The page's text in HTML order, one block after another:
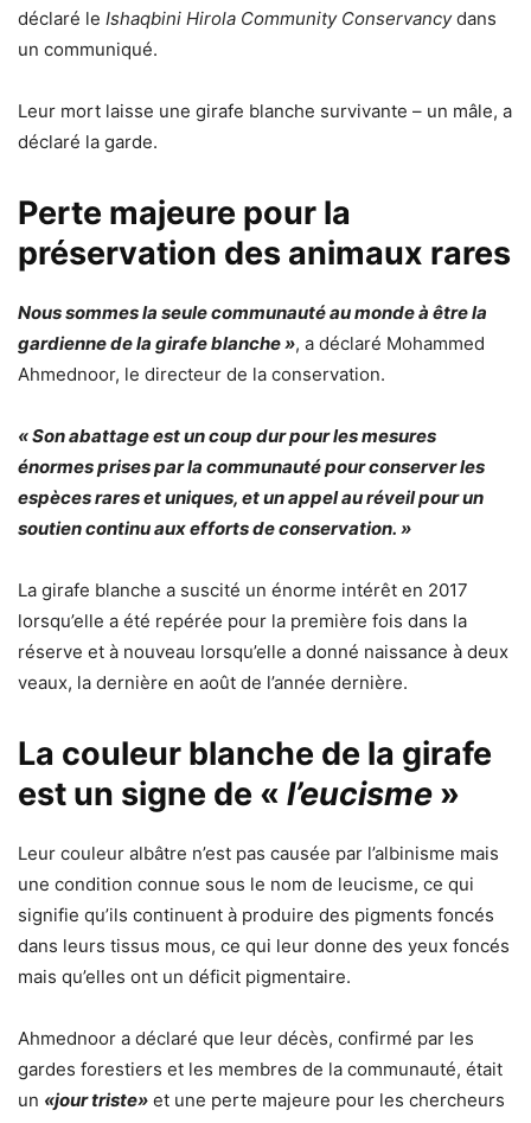
déclaré le Ishaqbini Hirola Community Conservancydans
un communiqué.
Leur mort laisse une girafe blanche survivante – un mâle, a
déclaré la garde.
Perte majeure pour la
préservation des animaux rares
Nous sommes la seule communauté au monde à être la
gardienne de la girafe blanche », a déclaré Mohammed
Ahmednoor, le directeur de la conservation.
« Son abattage est un coup dur pour les mesures
énormes prises par la communauté pour conserver les
espèces rares et uniques, et un appel au réveil pour un
soutien continu aux efforts de conservation. »
La girafe blanche a suscité un énorme intérêt en 2017
lorsqu’elle a été repérée pour la première fois dans la
réserve et à nouveau lorsqu’elle a donné naissance à deux
veaux, la dernière en août de l’année dernière.
La couleur blanche de la girafe
est un signe de « l’eucisme »
Leur couleur albâtre n’est pas causée par l’albinisme mais
une condition connue sous le nom de leucisme, ce qui
signifie qu’ils continuent à produire des pigments foncés
dans leurs tissus mous, ce qui leur donne des yeux foncés
mais qu’elles ont un déficit pigmentaire.
Ahmednoor a déclaré que leur décès, confirmé par les
gardes forestiers et les membres de la communauté, était
un «jour triste» et une perte majeure pour les chercheurs